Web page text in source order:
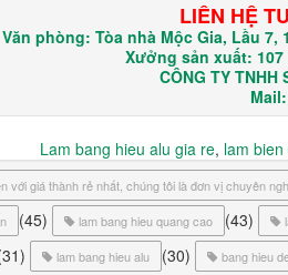
LIÊN HỆ
Văn phòng: Tòa nhà Mộc Gia, Lầu 7,
Xưởng sản xuất: 107
CÔNG TY TNHH
Lam bang hieu alu gia re, lam
với giá thành rẻ nhất, chúng tôi là đơn vị chuyên
(45) lam bang hieu quang cao (43)
lam bang hieu alu (30) bang hieu